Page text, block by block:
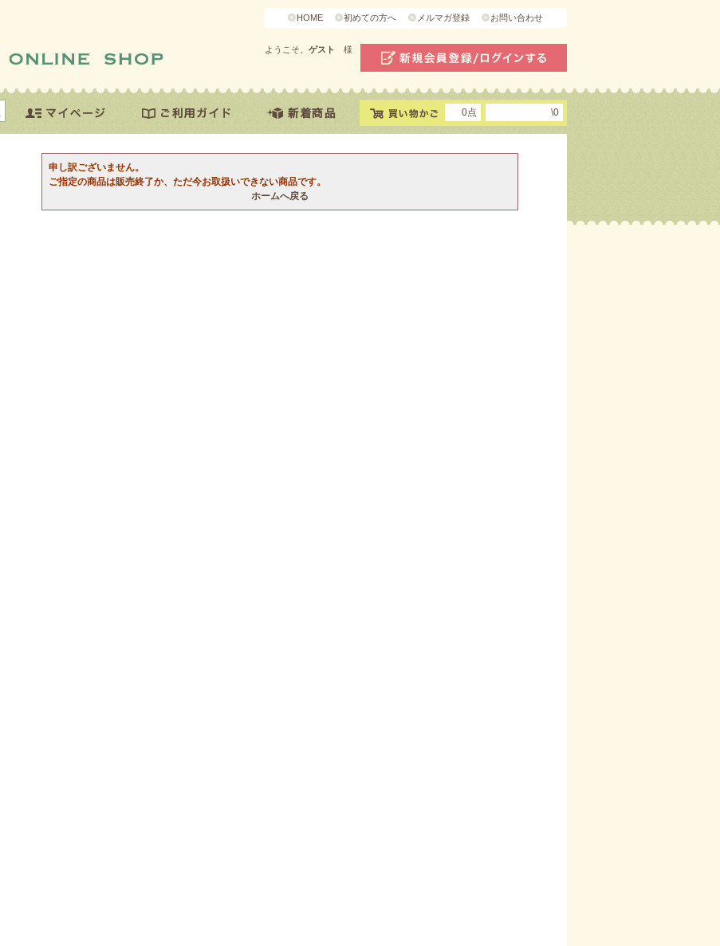
HOME 初めての方へ メルマガ登録 お問い合わせ
ようこそ、 ゲスト 様
0点 \0
申し訳ございません。
ご指定の商品は販売終了か、ただ今お取扱いできない商品です。
ホームへ戻る